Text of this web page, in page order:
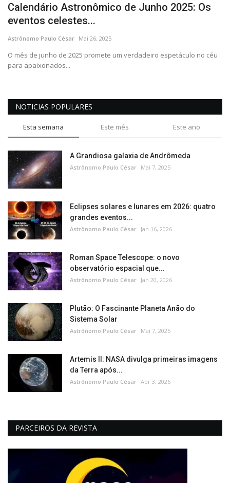
Calendário Astronômico de Junho 2025: Os
eventos celestes...
Astrônomo Paulo César Mai 26, 2025
O mês de junho de 2025 promete um verdadeiro espetáculo no céu
para apaixonados...
NOTICIAS POPULARES
Esta semana Este mês Este ano
A Grandiosa galaxia de Andrômeda
Astrônomo Paulo César Mai 7, 2025
Eclipses solares e lunares em 2026: quatro
grandes eventos...
Astrônomo Paulo César Jan 16, 2026
Roman Space Telescope: o novo
observatório espacial que...
Astrônomo Paulo César Jan 20, 2026
Plutão: O Fascinante Planeta Anão do
Sistema Solar
Astrônomo Paulo César Mai 7, 2025
Artemis II: NASA divulga primeiras imagens
da Terra após...
Astrônomo Paulo César Abr 3, 2026
PARCEIROS DA REVISTA